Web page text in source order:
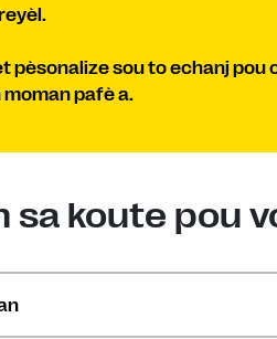
pèsonalize sou to echanj pou
moman pafè a.
sa koute pou